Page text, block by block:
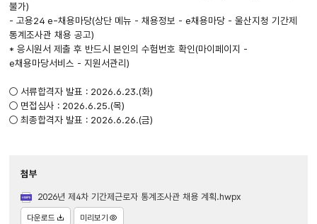
불가)
- 고용24 e-채용마당(상단 메뉴 - 채용정보 - e채용마당 - 울산지청 기간제
통계조사관 채용 공고)
* 응시원서 제출 후 반드시 본인의 수험번호 확인(마이페이지 -
e채용마당서비스 - 지원서관리)
○ 서류합격자 발표 : 2026.6.23.(화)
○ 면접심사 : 2026.6.25.(목)
○ 최종합격자 발표 : 2026.6.26.(금)
첨부
2026년 제4차 기간제근로자 통계조사관 채용 계획.hwpx
다운로드 미리보기